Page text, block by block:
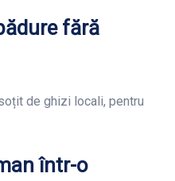
fără
de ghizi locali, pentru
într-o